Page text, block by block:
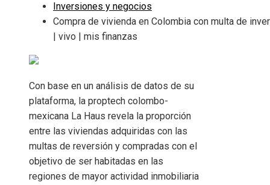
Inversiones y negocios
Compra de vivienda en Colombia con multa de
| vivo | mis finanzas
Con base en un análisis de datos de su
plataforma, la proptech colombo-
mexicana La Haus revela la proporción
entre las viviendas adquiridas con las
multas de reversión y compradas con el
objetivo de ser habitadas en las
regiones de mayor actividad inmobiliaria